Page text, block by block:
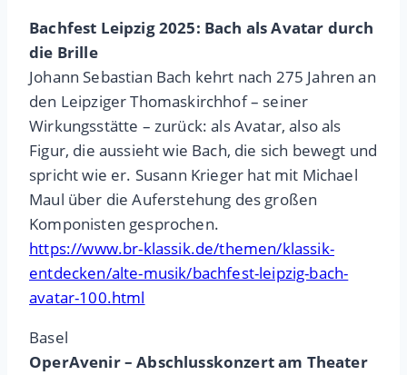
Bachfest Leipzig 2025: Bach als Avatar durch
die Brille
Johann Sebastian Bach kehrt nach 275 Jahren an
den Leipziger Thomaskirchhof – seiner
Wirkungsstätte – zurück: als Avatar, also als
Figur, die aussieht wie Bach, die sich bewegt und
spricht wie er. Susann Krieger hat mit Michael
Maul über die Auferstehung des großen
Komponisten gesprochen.
https://www.br-klassik.de/themen/klassik-
entdecken/alte-musik/bachfest-leipzig-bach-
avatar-100.html
Basel
OperAvenir – Abschlusskonzert am Theater